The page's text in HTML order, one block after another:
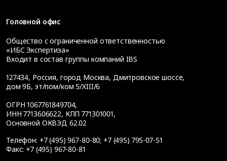
Головной офис
Общество с ограниченной ответственностью
«ИБС Экспертиза»
Входит в состав группы компаний IBS
127434, Россия, город Москва, Дмитровское шоссе,
дом 9Б, эт/пом/ком 5/XIII/6
ОГРН 1067761849704,
ИНН 7713606622, КПП 771301001,
Основной ОКВЭД 62.02
Телефон: +7 (495) 967-80-80; +7 (495) 795-07-51
Факс: +7 (495) 967-80-81